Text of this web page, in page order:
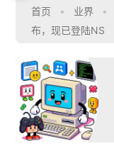
首页 • 业界 •
布，现已登陆NS